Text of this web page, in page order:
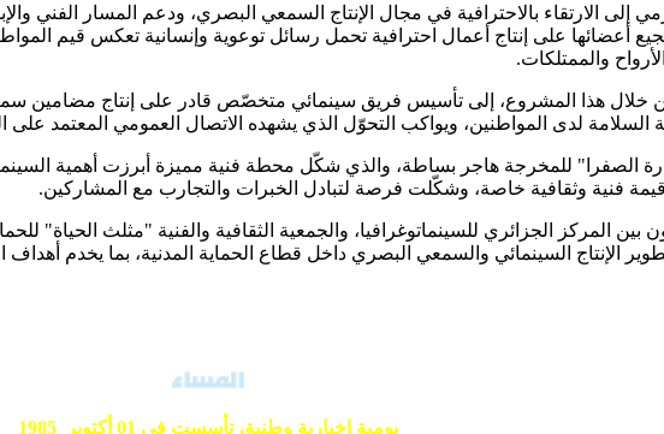
إلى الارتقاء بالاحترافية في مجال الإنتاج السمعي البصري، ودعم المسار الفني
أعضائها على إنتاج أعمال احترافية تحمل رسائل توعوية وإنسانية تعكس قيم
والممتلكات.
من خلال هذا المشروع، إلى تأسيس فريق سينمائي متخصّص قادر على إنتاج مضامين
السلامة لدى المواطنين، ويواكب التحوّل الذي يشهده الاتصال العمومي المعتمد على
الصفرا" للمخرجة هاجر بساطة، والذي شكّل محطة فنية مميزة أبرزت أهمية السينما
وثقافية خاصة، وشكّلت فرصة لتبادل الخبرات والتجارب مع المشاركين.
بين المركز الجزائري للسينماتوغرافيا، والجمعية الثقافية والفنية "مثلث الحياة"
الإنتاج السينمائي والسمعي البصري داخل قطاع الحماية المدنية، بما يخدم
يومية إخبارية وطنية،تأسست في 01 أكتوبر 1985